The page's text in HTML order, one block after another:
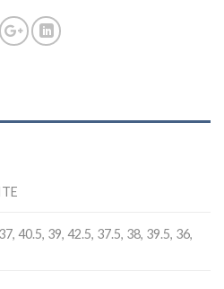
40.5, 39, 42.5, 37.5, 38, 39.5, 36,